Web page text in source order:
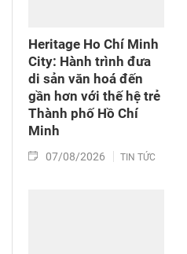
Heritage Ho Chí Minh
City: Hành trình đưa
di sản văn hoá đến
gần hơn với thế hệ trẻ
Thành phố Hồ Chí
Minh
07/08/2026 TIN TỨC